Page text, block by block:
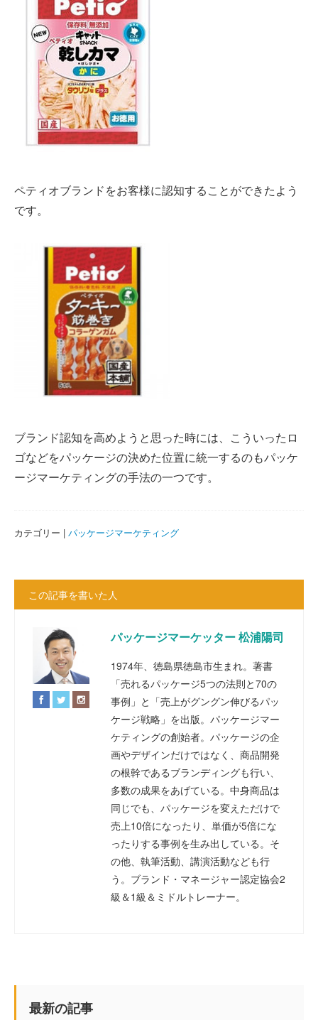
ペティオブランドをお客様に認知することができたよう
です。
ブランド認知を高めようと思った時には、こういったロ
ゴなどをパッケージの決めた位置に統一するのもパッケ
ージマーケティングの手法の一つです。
カテゴリー | パッケージマーケティング
この記事を書いた人
パッケージマーケッター 松浦陽司
1974年、徳島県徳島市生まれ。著書
「売れるパッケージ5つの法則と70の
事例」と「売上がグングン伸びるパッ
ケージ戦略」を出版。パッケージマー
ケティングの創始者。パッケージの企
画やデザインだけではなく、商品開発
の根幹であるブランディングも行い、
多数の成果をあげている。中身商品は
同じでも、パッケージを変えただけで
売上10倍になったり、単価が5倍にな
ったりする事例を生み出している。そ
の他、執筆活動、講演活動なども行
う。ブランド・マネージャー認定協会2
級＆1級＆ミドルトレーナー。
最新の記事